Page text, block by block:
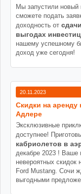
Мы запустили новый
сможете подать
доходность от
выгодах
нашему успешному
доход уже сегодня!
20.11.2023
Cкидки на
Адлере
Эксклюзивные
доступнее!
кабриолетов в
декабре 2023 ! Ваше
невероятных скидок
Ford Mustang. Сочи
выгодными